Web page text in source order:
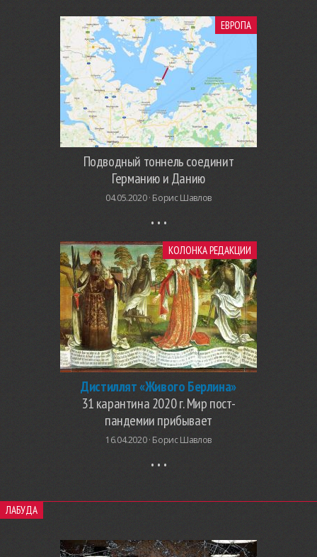
ЕВРОПА
Подводный тоннель соединит
Германию и Данию
04.05.2020 · Борис Шавлов
КОЛОНКА РЕДАКЦИИ
Дистиллят «Живого Берлина»
31 карантина 2020 г. Мир пост-
пандемии прибывает
16.04.2020 · Борис Шавлов
ЛАБУДА